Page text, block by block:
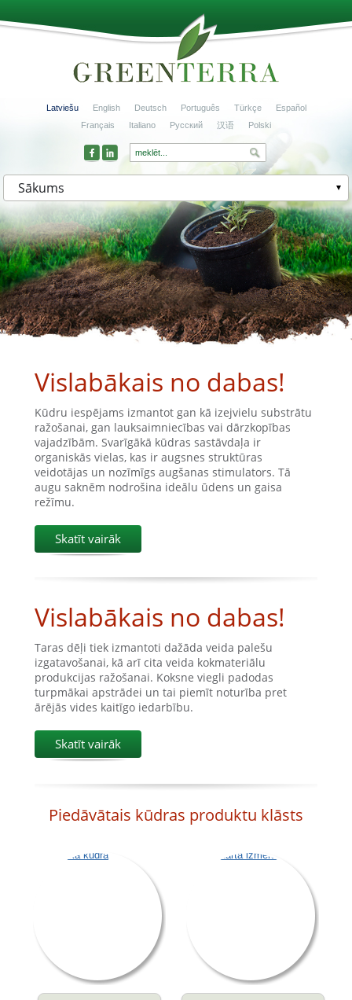
Latviešu English Deutsch Português Türkçe
Español
Français
Italiano Русский 汉语 Polski
Sākums
Vislabākais no dabas!
Kūdru iespējams izmantot gan kā izejvielu substrātu
ražošanai, gan lauksaimniecības vai dārzkopības
vajadzībām. Svarīgākā kūdras sastāvdaļa ir
organiskās vielas, kas ir augsnes struktūras
veidotājas un nozīmīgs augšanas stimulators. Tā
augu saknēm nodrošina ideālu ūdens un gaisa
režīmu.
Skatīt vairāk
Vislabākais no dabas!
Taras dēļi tiek izmantoti dažāda veida palešu
izgatavošanai, kā arī cita veida kokmateriālu
produkcijas ražošanai. Koksne viegli padodas
turpmākai apstrādei un tai piemīt noturība pret
ārējās vides kaitīgo iedarbību.
Skatīt vairāk
Piedāvātais kūdras produktu klāsts